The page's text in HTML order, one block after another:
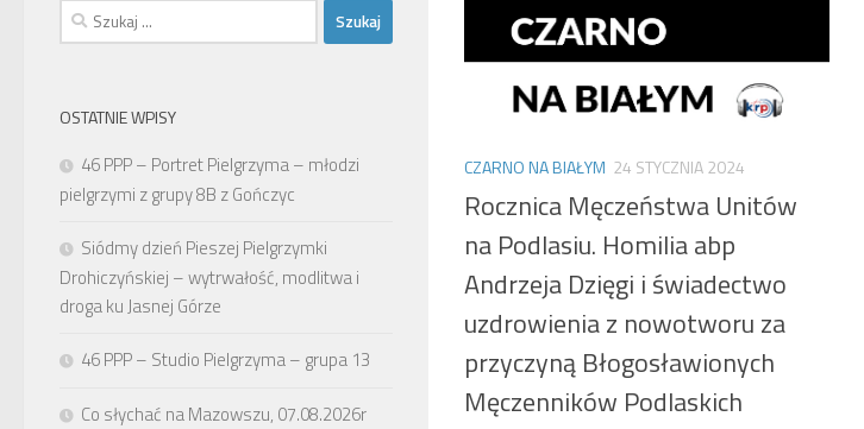
CZARNO NA BIAŁYM 24 STYCZNIA 2024
Rocznica Męczeństwa Unitów
na Podlasiu. Homilia abp
Andrzeja Dzięgi i świadectwo
uzdrowienia z nowotworu za
przyczyną Błogosławionych
Męczenników Podlaskich
Szukaj:
OSTATNIE WPISY
46 PPP – Portret Pielgrzyma – młodzi
pielgrzymi z grupy 8B z Gończyc
Siódmy dzień Pieszej Pielgrzymki
Drohiczyńskiej – wytrwałość, modlitwa i
droga ku Jasnej Górze
46 PPP – Studio Pielgrzyma – grupa 13
Co słychać na Mazowszu, 07.08.2026r